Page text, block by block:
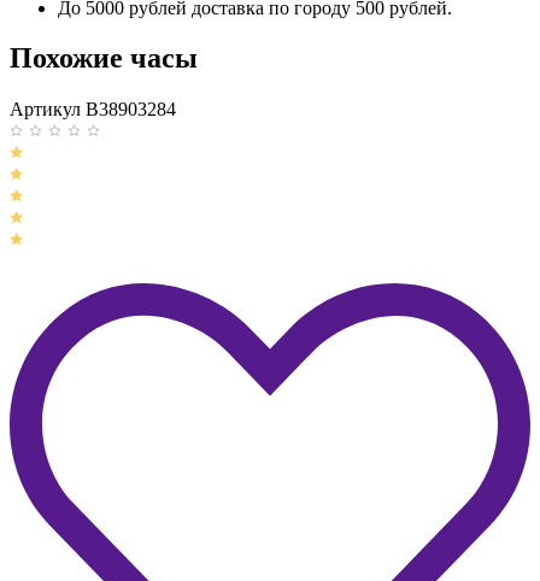
До 5000 рублей доставка по городу 500 рублей.
Похожие часы
Артикул B38903284